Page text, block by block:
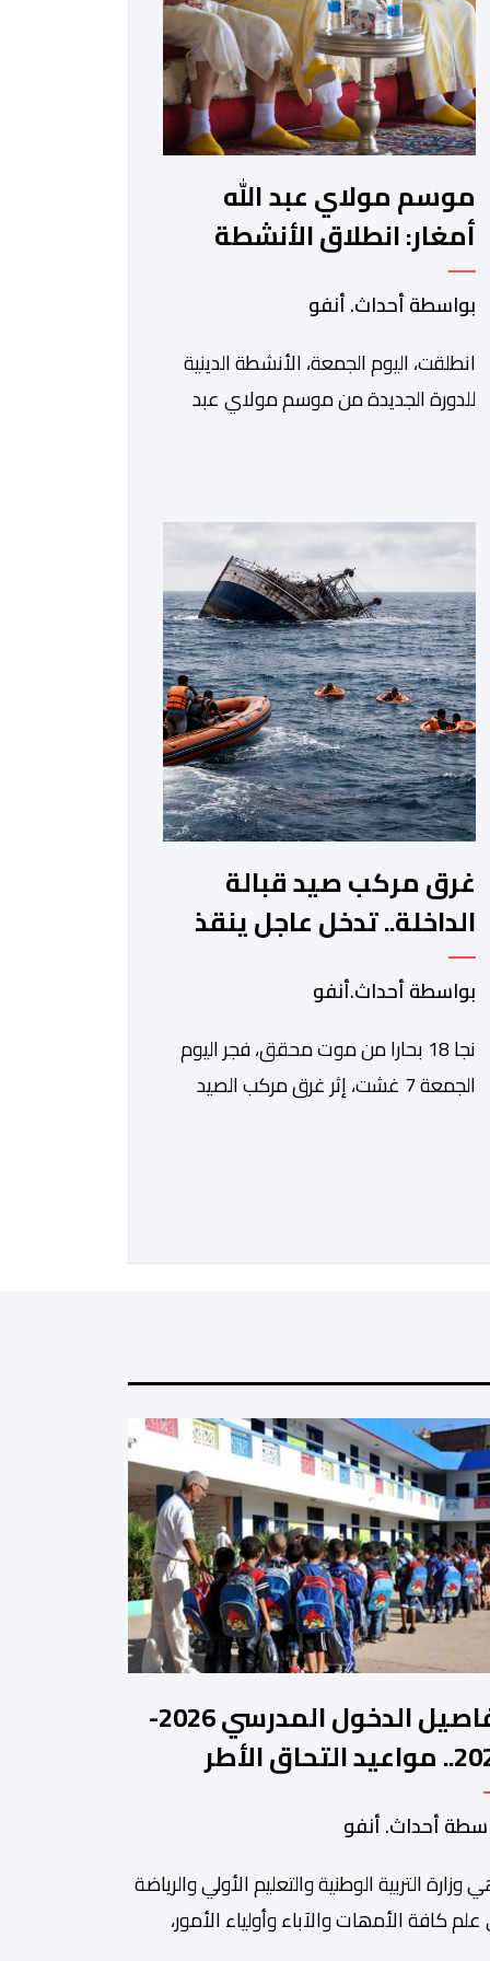
موسم مولاي عبد الله
أمغار: انطلاق الأنشطة
الدينية في أجواء من
الخشوع الروحي
بواسطة أحداث. أنفو
انطلقت، اليوم الجمعة، الأنشطة الدينية
للدورة الجديدة من موسم مولاي عبد
الإقليمي للجديدة، ورئيس المجلس
العلمي المحلي للجديدة، وذلك بحضور
شخصيات مدنية وعسكرية ودينية. وجرت
مراسيم افتتاح فعاليات الموسم بالخيمة
الرسمية، حيث أُلقيت كلمات كل من رئيس
المجلس […]
غرق مركب صيد قبالة
الداخلة.. تدخل عاجل ينقذ
18 بحارا من الموت
بواسطة أحداث.أنفو
نجا 18 بحارا من موت محقق، فجر اليوم
الجمعة 7 غشت، إثر غرق مركب الصيد
أثناء مزاولته نشاط الصيد البحري، قبل أن
أبرزالتظاهرات التراثية بالمغرب، والتي تستقطب سنويا
تفاصيل الدخول المدرسي 2026-
2027.. مواعيد التحاق الأطر
بالمؤسسات التعليمية
أحداث. أنفو
وزارة التربیة الوطنیة والتعلیم الأولي والریاضة
علم كافة الأمھات والآباء وأولیاء الأمور،